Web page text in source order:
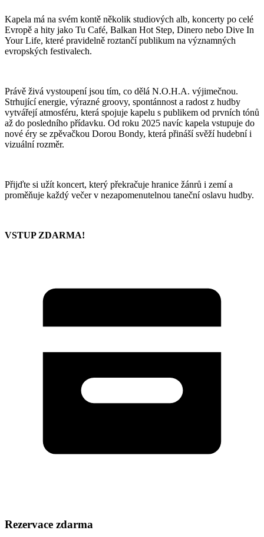
Kapela má na svém kontě několik studiových alb, koncerty po celé
Evropě a hity jako Tu Café, Balkan Hot Step, Dinero nebo Dive In
Your Life, které pravidelně roztančí publikum na významných
evropských festivalech.
Právě živá vystoupení jsou tím, co dělá N.O.H.A. výjimečnou.
Strhující energie, výrazné groovy, spontánnost a radost z hudby
vytvářejí atmosféru, která spojuje kapelu s publikem od prvních tónů
až do posledního přídavku. Od roku 2025 navíc kapela vstupuje do
nové éry se zpěvačkou Dorou Bondy, která přináší svěží hudební i
vizuální rozměr.
Přijďte si užít koncert, který překračuje hranice žánrů i zemí a
proměňuje každý večer v nezapomenutelnou taneční oslavu hudby.
VSTUP ZDARMA!
Rezervace zdarma